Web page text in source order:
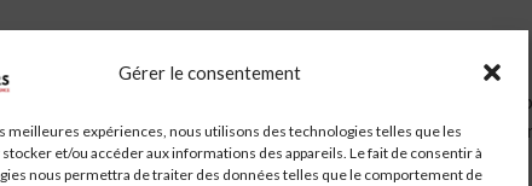
Gérer le consentement
meilleures expériences, nous utilisons des technologies telles que les
et/ou accéder aux informations des appareils. Le fait de consentir à
nous permettra de traiter des données telles que le comportement de
ont décidé de renforcer les mesures de sécurité. Des
De plus, des aménagements de la route, tels que des
futurs accidents.